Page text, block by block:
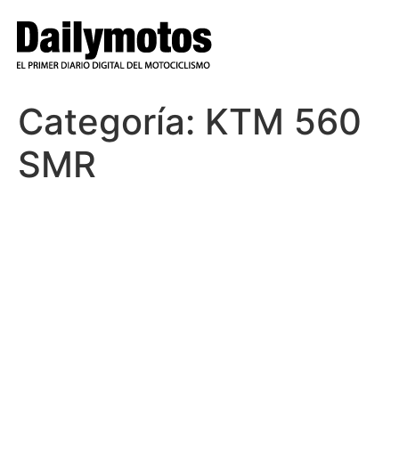
contenido
Categoría: KTM 560
SMR